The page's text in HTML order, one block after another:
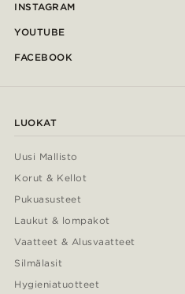
INSTAGRAM
YOUTUBE
FACEBOOK
LUOKAT
Uusi Mallisto
Korut & Kellot
Pukuasusteet
Laukut & lompakot
Vaatteet & Alusvaatteet
Silmälasit
Hygieniatuotteet